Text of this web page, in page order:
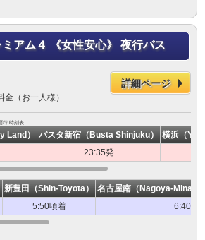
アム４ 《女性安心》 夜行バス
金（お一人様）
詳細ページ
行 時刻表
Land） バスタ新宿（Busta Shinjuku）
横浜（
23:35発
新豊田（Shin-Toyota）
名古屋南（Nagoya-
5:50頃着 6:40頃